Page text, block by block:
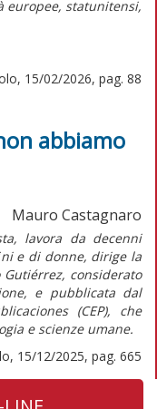
europee, statunitensi,
15/02/2026, pag. 88
abbiamo
Mauro Castagnaro
lavora da decenni
e di donne, dirige la
considerato
e pubblicata dal
(CEP), che
e scienze umane.
15/12/2025, pag. 665